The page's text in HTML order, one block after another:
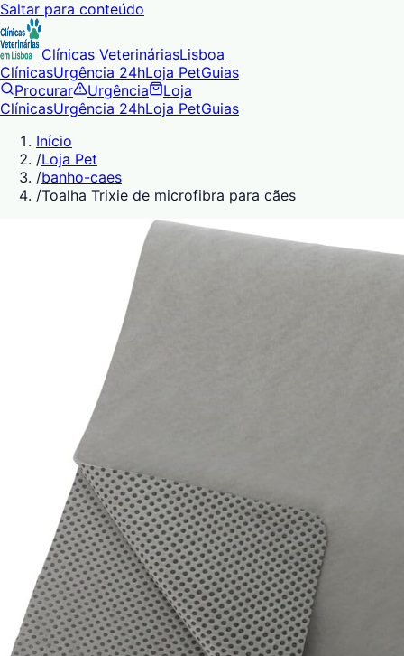
Saltar para conteúdo
Clínicas VeterináriasLisboa
ClínicasUrgência 24hLoja PetGuias
Procurar
Urgência
Loja
ClínicasUrgência 24hLoja PetGuias
Início
/Loja Pet
/banho-caes
/Toalha Trixie de microfibra para cães